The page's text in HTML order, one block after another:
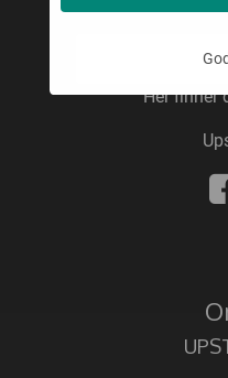
Her finner